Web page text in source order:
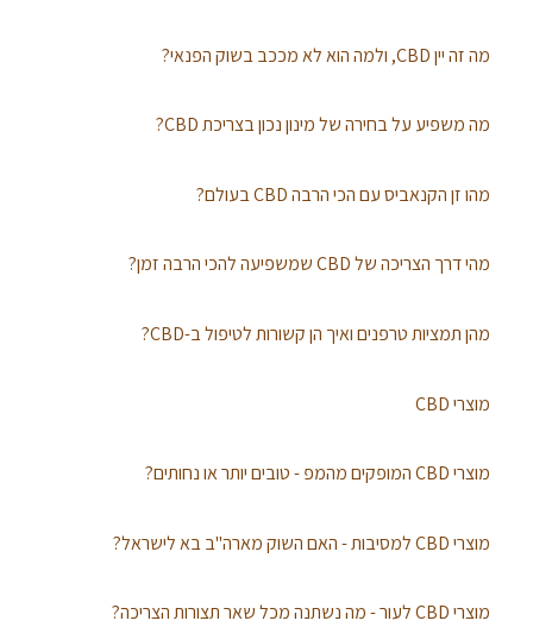
מה זה יין CBD, ולמה הוא לא מככב בשוק הפנאי?
מה משפיע על בחירה של מינון נכון בצריכת CBD?
מהו זן הקנאביס עם הכי הרבה CBD בעולם?
מהי דרך הצריכה של CBD שמשפיעה להכי הרבה זמן?
מהן תמציות טרפנים ואיך הן קשורות לטיפול ב-CBD?
מוצרי CBD
מוצרי CBD המופקים מהמפ - טובים יותר או נחותים?
מוצרי CBD למסיבות - האם השוק מארה"ב בא לישראל?
מוצרי CBD לעור - מה נשתנה מכל שאר תצורות הצריכה?